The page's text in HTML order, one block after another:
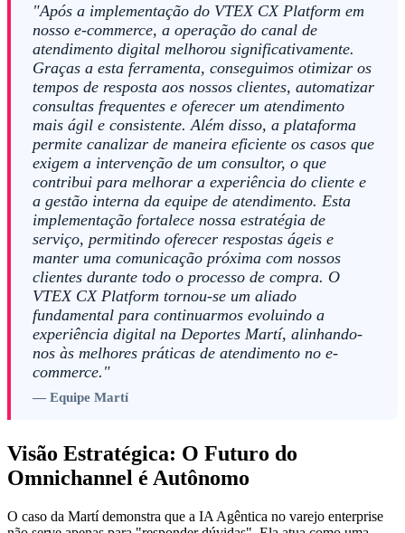
"Após a implementação do VTEX CX Platform em
nosso e-commerce, a operação do canal de
atendimento digital melhorou significativamente.
Graças a esta ferramenta, conseguimos otimizar os
tempos de resposta aos nossos clientes, automatizar
consultas frequentes e oferecer um atendimento
mais ágil e consistente. Além disso, a plataforma
permite canalizar de maneira eficiente os casos que
exigem a intervenção de um consultor, o que
contribui para melhorar a experiência do cliente e
a gestão interna da equipe de atendimento. Esta
implementação fortalece nossa estratégia de
serviço, permitindo oferecer respostas ágeis e
manter uma comunicação próxima com nossos
clientes durante todo o processo de compra. O
VTEX CX Platform tornou-se um aliado
fundamental para continuarmos evoluindo a
experiência digital na Deportes Martí, alinhando-
nos às melhores práticas de atendimento no e-
commerce."
— Equipe Martí
Visão Estratégica: O Futuro do
Omnichannel é Autônomo
O caso da Martí demonstra que a IA Agêntica no varejo enterprise